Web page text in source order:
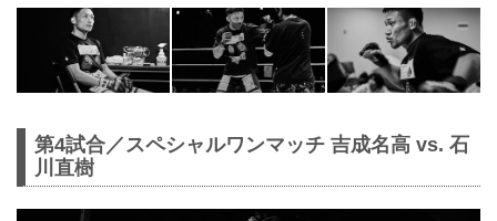
第4試合／スペシャルワンマッチ 吉成名高 vs. 石
川直樹